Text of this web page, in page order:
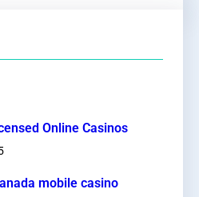
Online Casinos
mobile casino